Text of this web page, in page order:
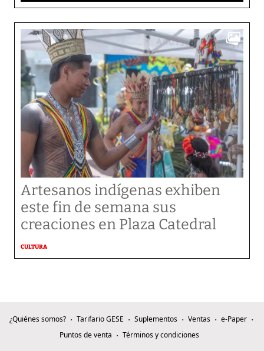
Artesanos indígenas exhiben
este fin de semana sus
creaciones en Plaza Catedral
CULTURA
¿Quiénes somos? Tarifario GESE Suplementos Ventas
e-Paper
Puntos de venta
Términos y condiciones